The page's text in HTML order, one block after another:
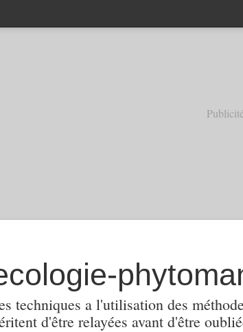
Publicité
techniques a l'utilisation des
d'être relayées avant d'être